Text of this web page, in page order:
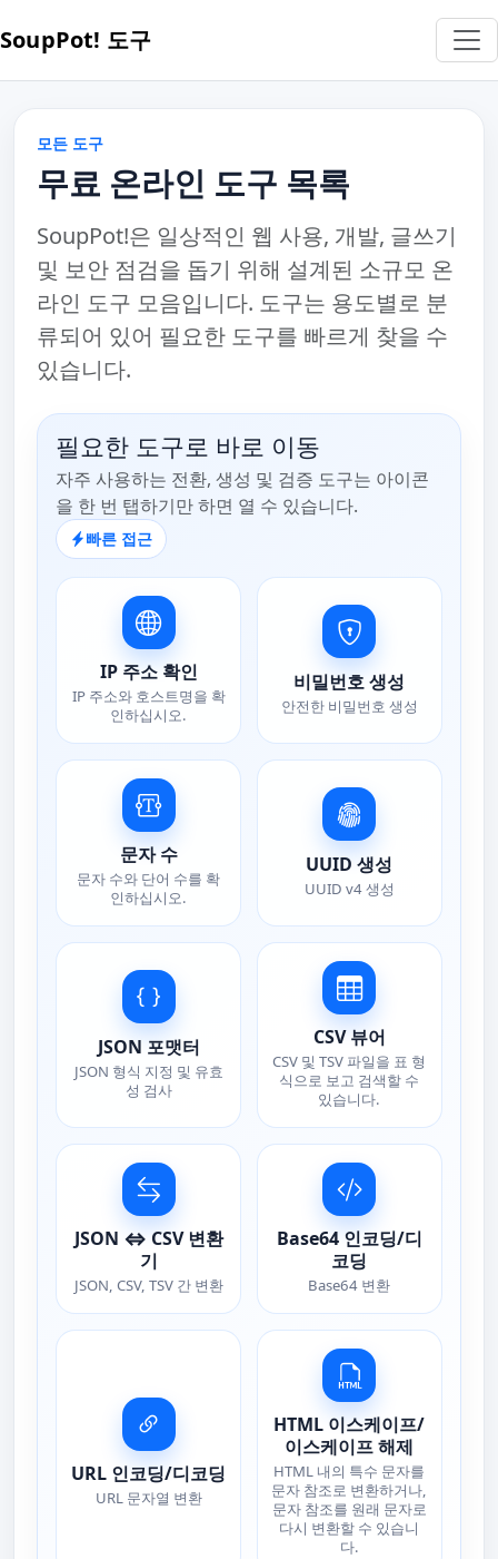
SoupPot! 도구
모든 도구
무료 온라인 도구 목록
SoupPot!은 일상적인 웹 사용, 개발, 글쓰기
및 보안 점검을 돕기 위해 설계된 소규모 온
라인 도구 모음입니다. 도구는 용도별로 분
류되어 있어 필요한 도구를 빠르게 찾을 수
있습니다.
필요한 도구로 바로 이동
자주 사용하는 전환, 생성 및 검증 도구는 아이콘
을 한 번 탭하기만 하면 열 수 있습니다.
빠른 접근
IP 주소 확인
IP 주소와 호스트명을 확
인하십시오.
비밀번호 생성
안전한 비밀번호 생성
문자 수
문자 수와 단어 수를 확
인하십시오.
UUID 생성
UUID v4 생성
JSON 포맷터
JSON 형식 지정 및 유효
성 검사
CSV 뷰어
CSV 및 TSV 파일을 표 형
식으로 보고 검색할 수
있습니다.
JSON ⇔ CSV 변환
기
JSON, CSV, TSV 간 변환
Base64 인코딩/디
코딩
Base64 변환
URL 인코딩/디코딩
URL 문자열 변환
HTML 이스케이프/
이스케이프 해제
HTML 내의 특수 문자를
문자 참조로 변환하거나,
문자 참조를 원래 문자로
다시 변환할 수 있습니
다.